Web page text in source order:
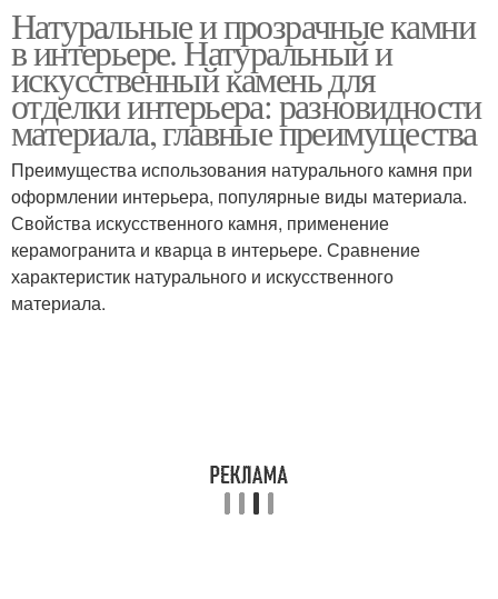
оформлении
Натуральный камень
Натуральные и прозрачные камни
в интерьере. Натуральный и
искусственный камень для
отделки интерьера: разновидности
материала, главные преимущества
Преимущества использования натурального камня при
оформлении интерьера, популярные виды материала.
Свойства искусственного камня, применение
керамогранита и кварца в интерьере. Сравнение
характеристик натурального и искусственного
материала.